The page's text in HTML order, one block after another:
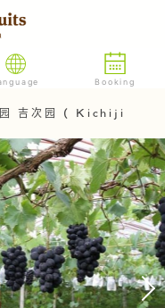
Booking
园 吉次园 ( Kichiji